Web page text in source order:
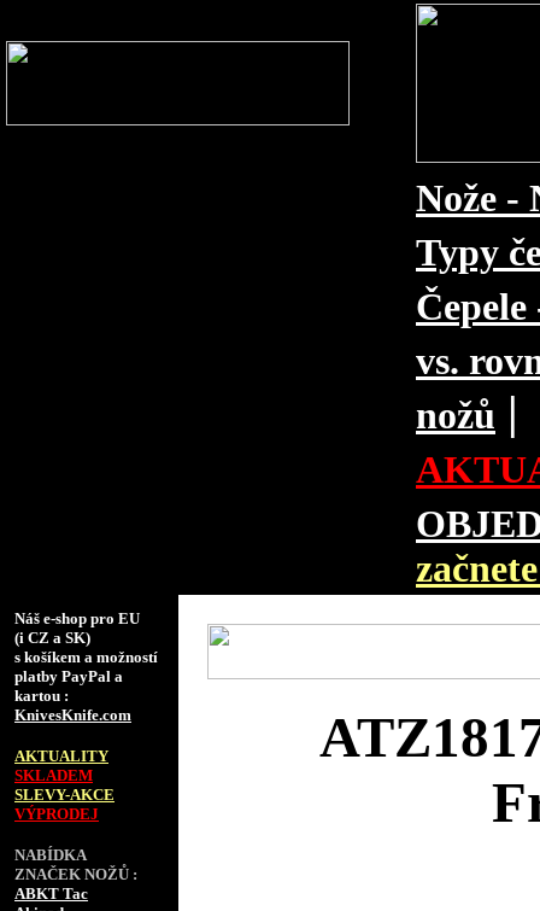
Nože -
Typy
vs.
nožů |
Náš e-shop pro EU
(i CZ a SK)
s košíkem a možností
platby PayPal a
kartou :
KnivesKnife.com
AKTUALITY
SKLADEM
SLEVY-AKCE
VÝPRODEJ
NABÍDKA
ZNAČEK NOŽŮ :
ABKT Tac